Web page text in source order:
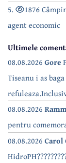
5.
1876
agent economic
Ultimele
08.08.2026 Gore
Tiseanu i as
bea apa de la
08.08.2026
pentru
08.08.2026 Carol